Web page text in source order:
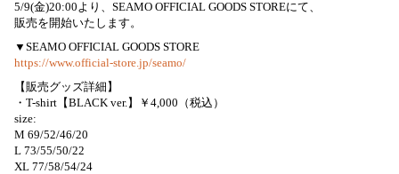
5/9(金)20:00より、SEAMO OFFICIAL GOODS STOREにて、
販売を開始いたします。
▼SEAMO OFFICIAL GOODS STORE
https://www.official-store.jp/seamo/
【販売グッズ詳細】
・T-shirt【BLACK ver.】￥4,000（税込）
size:
M 69/52/46/20
L 73/55/50/22
XL 77/58/54/24